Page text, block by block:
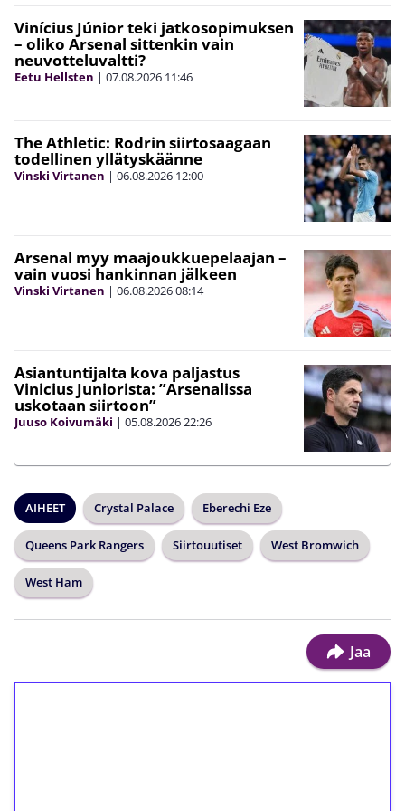
Vinícius Júnior teki jatkosopimuksen
– oliko Arsenal sittenkin vain
neuvotteluvaltti?
Eetu Hellsten | 07.08.2026 11:46
The Athletic: Rodrin siirtosaagaan
todellinen yllätyskäänne
Vinski Virtanen | 06.08.2026 12:00
Arsenal myy maajoukkuepelaajan –
vain vuosi hankinnan jälkeen
Vinski Virtanen | 06.08.202608:14
Asiantuntijalta kova paljastus
Vinicius Juniorista: ”Arsenalissa
uskotaan siirtoon”
Juuso Koivumäki | 05.08.202622:26
AIHEET Crystal Palace Eberechi Eze
Queens Park Rangers Siirtouutiset West Bromwich
West Ham
Jaa